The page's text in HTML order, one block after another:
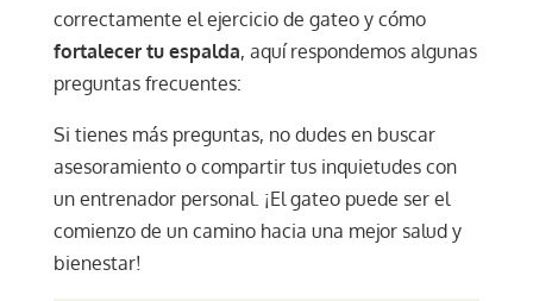
correctamente el ejercicio de gateo y cómo
fortalecer tu espalda, aquí respondemos algunas
preguntas frecuentes:
Si tienes más preguntas, no dudes en buscar
asesoramiento o compartir tus inquietudes con
un entrenador personal. ¡El gateo puede ser el
comienzo de un camino hacia una mejor salud y
bienestar!